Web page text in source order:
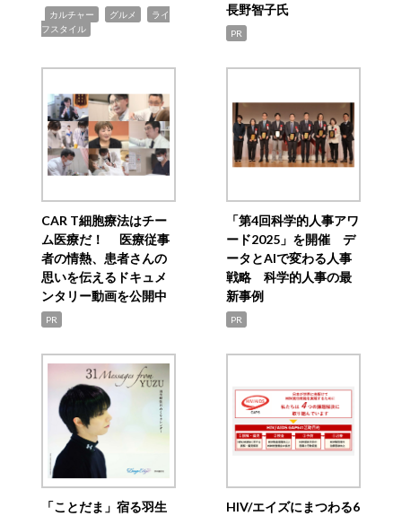
カルチャー グルメ
ライ
フスタイル
長野智子氏
PR
CAR T細胞療法はチー
ム医療だ！ 医療従事
者の情熱、患者さんの
思いを伝えるドキュメ
ンタリー動画を公開中
PR
「第4回科学的人事アワ
ード2025」を開催 デ
ータとAIで変わる人事
戦略 科学的人事の最
新事例
PR
「ことだま」宿る羽生
HIV/エイズにまつわる6